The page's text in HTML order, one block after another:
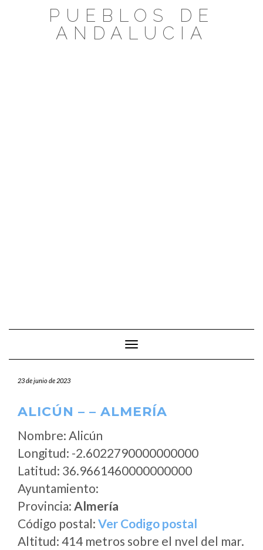
PUEBLOS DE
ANDALUCIA
Cambiar modo de navegación
23 de junio de 2023
ALICÚN – – ALMERÍA
Nombre: Alicún
Longitud: -2.6022790000000000
Latitud: 36.9661460000000000
Ayuntamiento:
Provincia: Almería
Código postal: Ver Codigo postal
Altitud: 414 metros sobre el nvel del mar.